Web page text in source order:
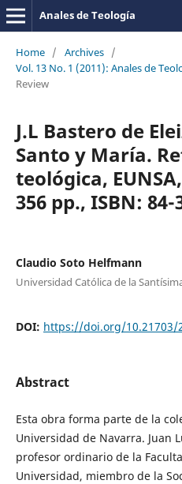
Anales de Teología
Home / Archives /
Vol. 13 No. 1 (2011): Anales de
Review
J.L Bastero de
Santo y María.
teológica,
356 pp., ISBN: 84-
Claudio Soto Helfmann
Universidad Católica de la
DOI: https://doi.org/10.21703/
Abstract
Esta obra forma parte de la
Universidad de Navarra. Juan
profesor ordinario de la
Universidad, miembro de la